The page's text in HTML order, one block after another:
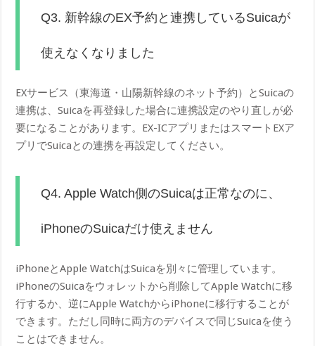
Q3. 新幹線のEX予約と連携しているSuicaが
使えなくなりました
EXサービス（東海道・山陽新幹線のネット予約）とSuicaの
連携は、Suicaを再登録した場合に連携設定のやり直しが必
要になることがあります。EX-ICアプリまたはスマートEXア
プリでSuicaとの連携を再設定してください。
Q4. Apple Watch側のSuicaは正常なのに、
iPhoneのSuicaだけ使えません
iPhoneとApple WatchはSuicaを別々に管理しています。
iPhoneのSuicaをウォレットから削除してApple Watchに移
行するか、逆にApple WatchからiPhoneに移行することが
できます。ただし同時に両方のデバイスで同じSuicaを使う
ことはできません。